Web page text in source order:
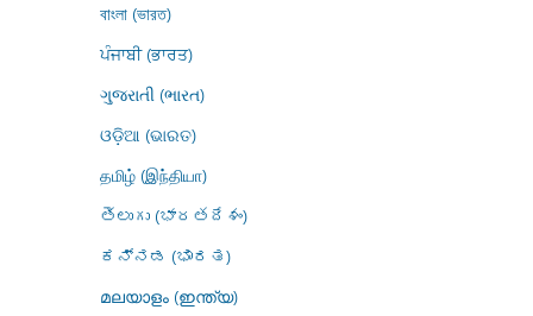
বাংলা (ভারত)
ਪੰਜਾਬੀ (ਭਾਰਤ)
ગુજરાતી (ભારત)
ଓଡ଼ିଆ (ଭାରତ)
தமிழ் (இந்தியா)
తెలుగు (భారతదేశం)
ಕನ್ನಡ (ಭಾರತ)
മലയാളം (ഇന്ത്യ)